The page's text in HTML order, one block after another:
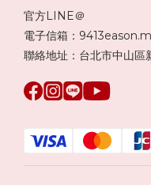
官方LINE＠
電子信箱：
聯絡地址：台北市中山區